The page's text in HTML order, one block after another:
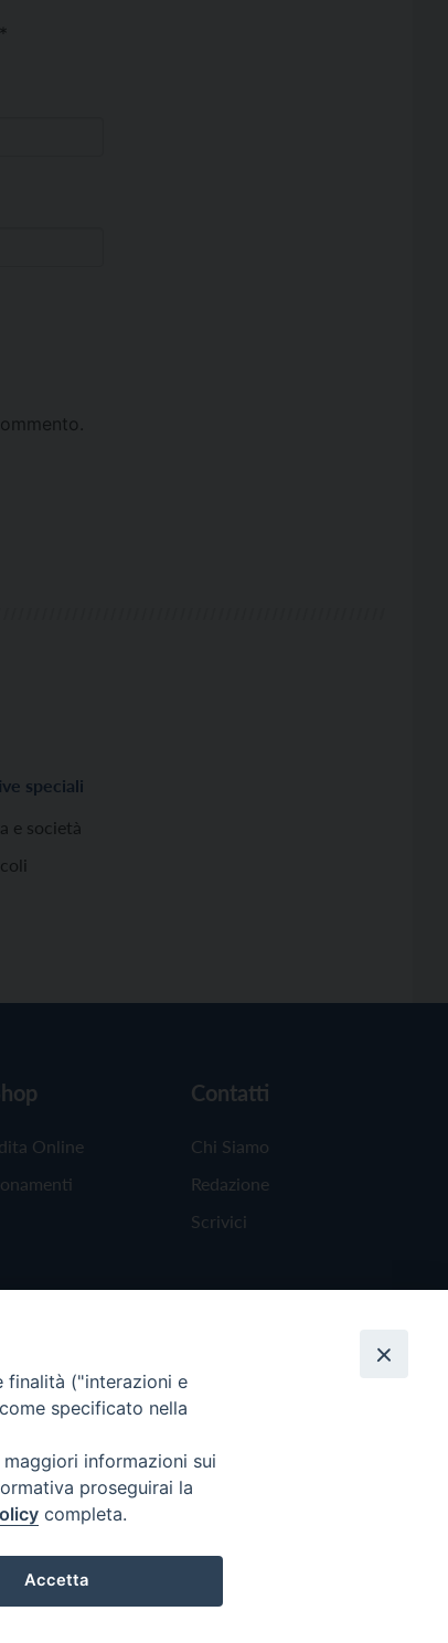
*
speciali
e società
Online
Contatti
Chi Siamo
Redazione
Scrivici
finalità ("interazioni e
specificato nella
informazioni sui
proseguirai la
completa.
Accetta